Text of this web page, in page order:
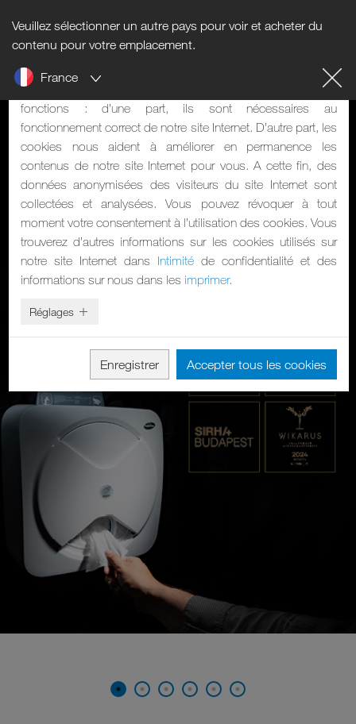
Veuillez sélectionner un autre pays pour voir et acheter du
contenu pour votre emplacement.
France
Informations sur les cookies
Notre site Internet utilise des cookies. Les cookies ont deux
fonctions : d’une part, ils sont nécessaires au
fonctionnement correct de notre site Internet. D’autre part, les
cookies nous aident à améliorer en permanence les
contenus de notre site Internet pour vous. A cette fin, des
données anonymisées des visiteurs du site Internet sont
collectées et analysées. Vous pouvez révoquer à tout
moment votre consentement à l’utilisation des cookies. Vous
trouverez d’autres informations sur les cookies utilisés sur
notre site Internet dans Intimité de confidentialité et des
informations sur nous dans les imprimer.
Réglages
Enregistrer Accepter tous les cookies